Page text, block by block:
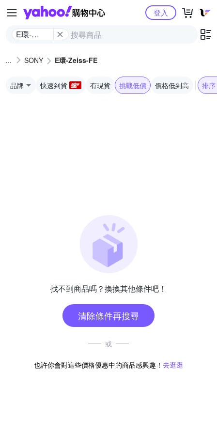
Yahoo購物中心
E環-
登入
SONY E環-Zeiss-FE
品牌 快速到貨 有現貨 挑戰低價 價格低到高 排序
找不到商品嗎？換換其他條件吧！
清除條件再搜尋
或
也許你會對這些價格優惠中的商品感興趣！ 去逛逛